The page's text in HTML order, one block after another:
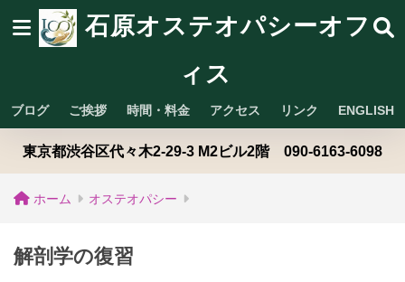
石原オステオパシーオフ
ィス
ブログ ご挨拶 時間・料金 アクセス リンク ENGLISH
東京都渋谷区代々木2-29-3 M2ビル2階 090-6163-6098
ホーム オステオパシー
解剖学の復習